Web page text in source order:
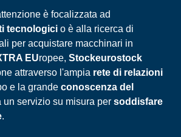
è focalizzata ad
tecnologici o è alla ricerca di
per acquistare macchinari in
EUropee, Stockeurostock
attraverso l'ampia rete di relazioni
e la grande conoscenza del
un servizio su misura per soddisfare
.